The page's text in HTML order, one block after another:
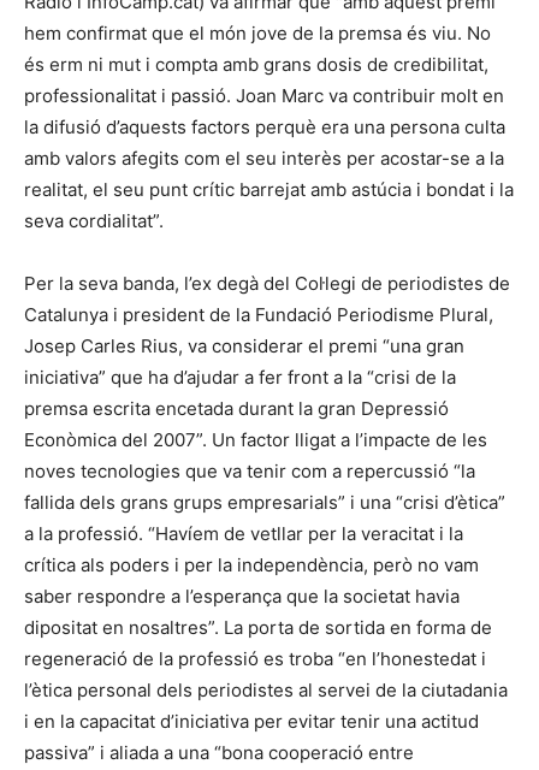
hem confirmat que el món jove de la premsa és viu. No
és erm ni mut i compta amb grans dosis de credibilitat,
professionalitat i passió. Joan Marc va contribuir molt en
la difusió d’aquests factors perquè era una persona culta
amb valors afegits com el seu interès per acostar-se a la
realitat, el seu punt crític barrejat amb astúcia i bondat i la
seva cordialitat”.
Per la seva banda, l’ex degà del Col·legi de periodistes de
Catalunya i president de la Fundació Periodisme Plural,
Josep Carles Rius, va considerar el premi “una gran
iniciativa” que ha d’ajudar a fer front a la “crisi de la
premsa escrita encetada durant la gran Depressió
Econòmica del 2007”. Un factor lligat a l’impacte de les
noves tecnologies que va tenir com a repercussió “la
fallida dels grans grups empresarials” i una “crisi d’ètica”
a la professió. “Havíem de vetllar per la veracitat i la
crítica als poders i per la independència, però no vam
saber respondre a l’esperança que la societat havia
dipositat en nosaltres”. La porta de sortida en forma de
regeneració de la professió es troba “en l’honestedat i
l’ètica personal dels periodistes al servei de la ciutadania
i en la capacitat d’iniciativa per evitar tenir una actitud
passiva” i aliada a una “bona cooperació entre